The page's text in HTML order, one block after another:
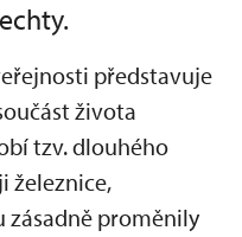
představuje
života
tzv. dlouhého
železnice,
proměnily